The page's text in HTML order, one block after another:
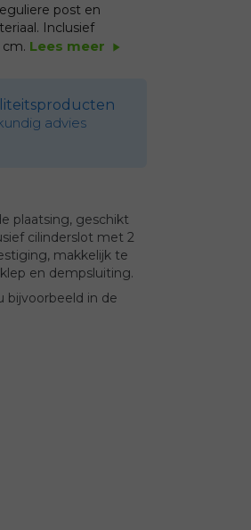
post en
Inclusief
cm. Lees meer play_arrow
advies
plaatsing, geschikt
cilinderslot met 2
makkelijk te
en dempsluiting.
bijvoorbeeld in de